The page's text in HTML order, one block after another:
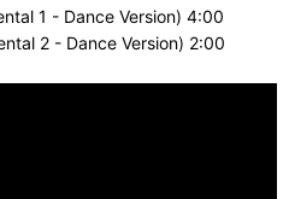
1 - Dance Version) 4:00
2 - Dance Version) 2:00